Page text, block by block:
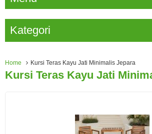
Kategori
Home Kursi Teras Kayu Jati Minimalis Jepara
Kursi Teras Kayu Jati